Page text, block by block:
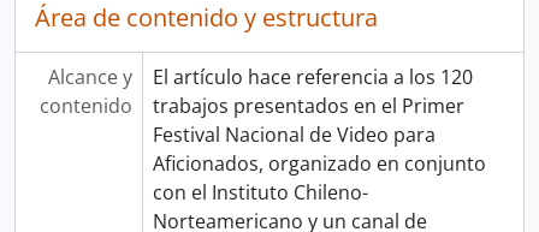
Área de contenido y estructura
Alcance y
contenido
El artículo hace referencia a los 120
trabajos presentados en el Primer
Festival Nacional de Video para
Aficionados, organizado en conjunto
con el Instituto Chileno-
Norteamericano y un canal de